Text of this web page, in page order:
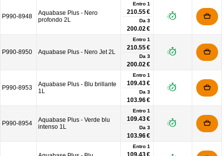
P990-8948
Aquabase Plus - Nero
profondo 2L
Entro 1
210.55 €
Da 3
200.02 €
P990-8950 Aquabase Plus - Nero Jet 2L
Entro 1
210.55 €
Da 3
200.02 €
P990-8953
Aquabase Plus - Blu brillante
1L
Entro 1
109.43 €
Da 3
103.96 €
P990-8954
Aquabase Plus - Verde blu
intenso 1L
Entro 1
109.43 €
Da 3
103.96 €
Entro 1
109.43 €